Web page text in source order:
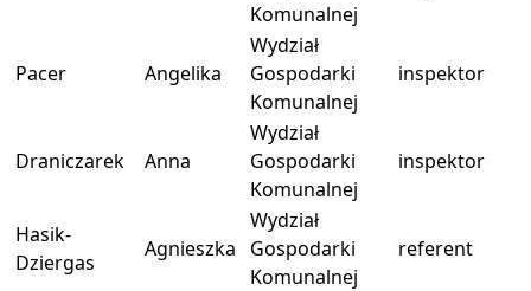
Komunalnej
Pacer Angelika
Wydział
Gospodarki
Komunalnej
inspektor
Draniczarek Anna
Wydział
Gospodarki
Komunalnej
inspektor
Hasik-
Dziergas
Agnieszka
Wydział
Gospodarki
Komunalnej
referent